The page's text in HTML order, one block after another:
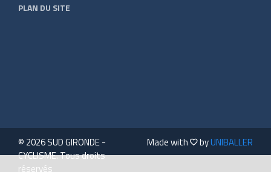
PLAN DU SITE
© 2026 SUD GIRONDE -
CYCLISME. Tous droits
réservés
Made with byUNIBALLER